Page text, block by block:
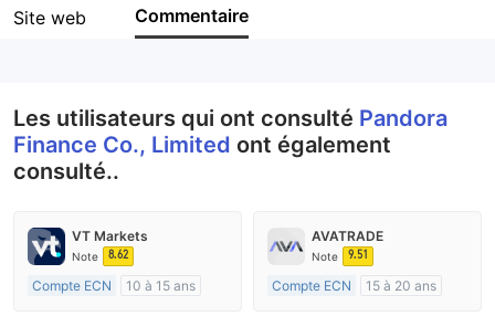
Site web Commentaire
Les utilisateurs qui ont consulté Pandora
Finance Co., Limited ont également
consulté..
VT Markets
Note 8.62
Compte ECN
10 à 15 ans
AVATRADE
Note 9.51
Compte ECN
15 à 20 ans